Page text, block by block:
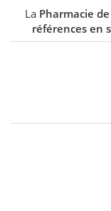
La Pharmacie
références en